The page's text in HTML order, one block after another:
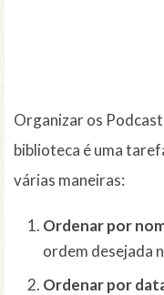
Organizar os
biblioteca é uma
várias maneiras:
Ordenar por
ordem desejada
Ordenar por